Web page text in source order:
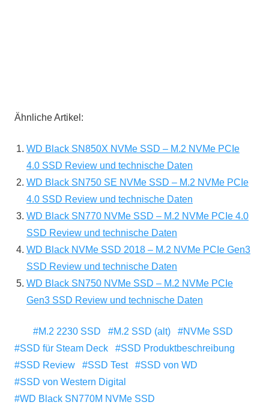
Ähnliche Artikel:
WD Black SN850X NVMe SSD – M.2 NVMe PCIe
4.0 SSD Review und technische Daten
WD Black SN750 SE NVMe SSD – M.2 NVMe PCIe
4.0 SSD Review und technische Daten
WD Black SN770 NVMe SSD – M.2 NVMe PCIe 4.0
SSD Review und technische Daten
WD Black NVMe SSD 2018 – M.2 NVMe PCIe Gen3
SSD Review und technische Daten
WD Black SN750 NVMe SSD – M.2 NVMe PCIe
Gen3 SSD Review und technische Daten
M.2 2230 SSD M.2 SSD (alt)
NVMe SSD
SSD für Steam Deck
SSD Produktbeschreibung
SSD Review
SSD Test
SSD von WD
SSD von Western Digital
WD Black SN770M NVMe SSD